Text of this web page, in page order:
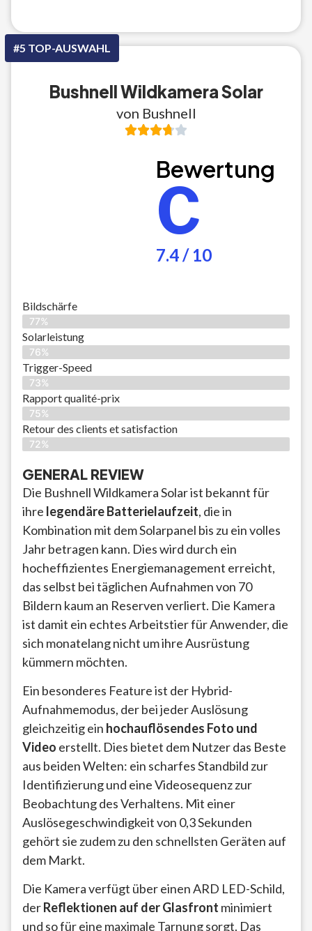
#5 TOP-AUSWAHL
Bushnell Wildkamera Solar
von Bushnell
Bewertung
C
7.4 / 10
Bildschärfe
77%
Solarleistung
76%
Trigger-Speed
73%
Rapport qualité-prix
75%
Retour des clients et satisfaction
72%
GENERAL REVIEW
Die Bushnell Wildkamera Solar ist bekannt für
ihre legendäre Batterielaufzeit, die in
Kombination mit dem Solarpanel bis zu ein volles
Jahr betragen kann. Dies wird durch ein
hocheffizientes Energiemanagement erreicht,
das selbst bei täglichen Aufnahmen von 70
Bildern kaum an Reserven verliert. Die Kamera
ist damit ein echtes Arbeitstier für Anwender, die
sich monatelang nicht um ihre Ausrüstung
kümmern möchten.
Ein besonderes Feature ist der Hybrid-
Aufnahmemodus, der bei jeder Auslösung
gleichzeitig ein hochauflösendes Foto und
Video erstellt. Dies bietet dem Nutzer das Beste
aus beiden Welten: ein scharfes Standbild zur
Identifizierung und eine Videosequenz zur
Beobachtung des Verhaltens. Mit einer
Auslösegeschwindigkeit von 0,3 Sekunden
gehört sie zudem zu den schnellsten Geräten auf
dem Markt.
Die Kamera verfügt über einen ARD LED-Schild,
derReflektionen auf der Glasfront minimiert
und so für eine maximale Tarnung sorgt. Das